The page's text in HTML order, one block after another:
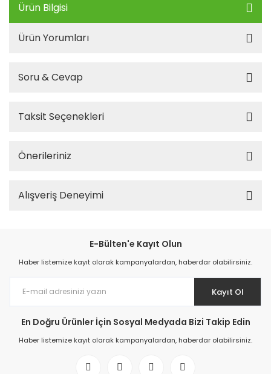
Ürün Bilgisi
Ürün Yorumları
Soru & Cevap
Taksit Seçenekleri
Önerileriniz
Alışveriş Deneyimi
E-Bülten'e Kayıt Olun
Haber listemize kayıt olarak kampanyalardan, haberdar olabilirsiniz.
Kayıt Ol
En Doğru Ürünler İçin Sosyal Medyada Bizi Takip Edin
Haber listemize kayıt olarak kampanyalardan, haberdar olabilirsiniz.